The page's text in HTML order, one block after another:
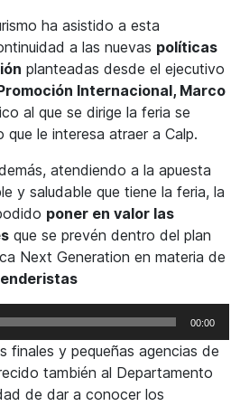
ha asistido a esta
a las nuevas políticas
planteadas desde el ejecutivo
Internacional, Marco
al que se dirige la feria se
le interesa atraer a Calp.
atendiendo a la apuesta
y saludable que tiene la feria, la
poner en valor las
que se prevén dentro del plan
Next Generation en materia de
00:00
finales y pequeñas agencias de
también al Departamento
de dar a conocer los